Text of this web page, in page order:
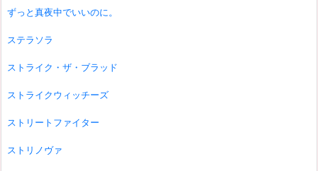
ずっと真夜中でいいのに。
ステラソラ
ストライク・ザ・ブラッド
ストライクウィッチーズ
ストリートファイター
ストリノヴァ